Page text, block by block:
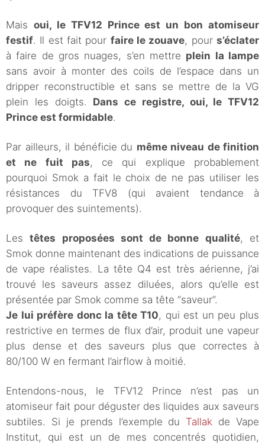
Mais oui, le TFV12 Prince est un bon atomiseur
festif. Il est fait pour faire le zouave, pours’éclater
à faire de gros nuages, s’en mettre plein la lampe
sans avoir à monter des coils de l’espace dans un
dripper reconstructible et sans se mettre de la VG
plein les doigts. Dans ce registre, oui, le TFV12
Prince est formidable.
Par ailleurs, il bénéficie du même niveau de finition
et ne fuit pas, ce qui explique probablement
pourquoi Smok a fait le choix de ne pas utiliser les
résistances du TFV8 (qui avaient tendance à
provoquer des suintements).
Lestêtes proposées sont de bonne qualité, et
Smok donne maintenant des indications de puissance
de vape réalistes. La tête Q4 est très aérienne, j’ai
trouvé les saveurs assez diluées, alors qu’elle est
présentée par Smok comme sa tête “saveur”.
Je lui préfère donc la tête T10, qui est un peu plus
restrictive en termes de flux d’air, produit une vapeur
plus dense et des saveurs plus que correctes à
80/100 W en fermant l’airflow à moitié.
Entendons-nous, le TFV12 Prince n’est pas un
atomiseur fait pour déguster des liquides aux saveurs
subtiles. Si je prends l’exemple du Tallak de Vape
Institut, qui est un de mes concentrés quotidien,